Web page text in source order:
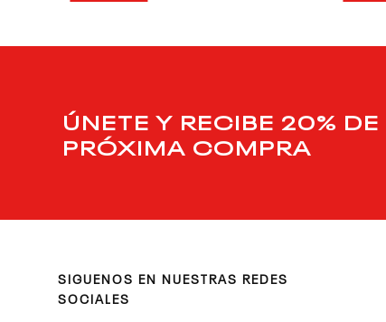
ÚNETE Y RECIBE 20%
PRÓXIMA COMPRA
SIGUENOS EN NUESTRAS REDES
SOCIALES